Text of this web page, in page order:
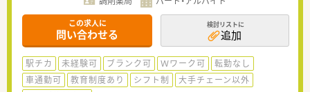
この求人に
問い合わせる
検討リストに
追加
駅チカ 未経験可 ブランク可 Ｗワーク可
転勤なし
車通勤可
教育制度あり シフト制
大手チェーン以外